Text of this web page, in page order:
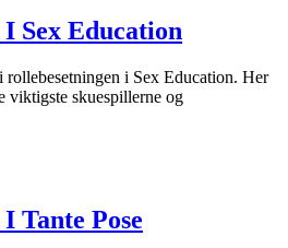
Sex Education
i Sex Education. Her
viktigste skuespillerne og
Tante Pose